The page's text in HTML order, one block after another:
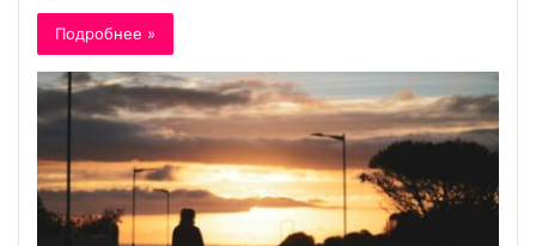
Подробнее »